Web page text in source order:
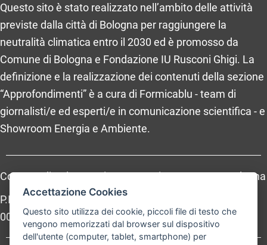
Questo sito è stato realizzato nell’ambito delle attività
previste dalla città di Bologna per raggiungere la
neutralità climatica entro il 2030 ed è promosso da
Comune di Bologna e Fondazione IU Rusconi Ghigi. La
definizione e la realizzazione dei contenuti della sezione
“Approfondimenti” è a cura di Formicablu - team di
giornalisti/e ed esperti/e in comunicazione scientifica - e
Showroom Energia e Ambiente.
Comune di Bologna, Piazza Maggiore, 6 - 40124 Bologna
P.Iva: 01232710374 - Cod. IBAN: IT 88 R 02008 02435
000020067156
Accettazione Cookies
Questo sito utilizza dei cookie, piccoli file di testo che
vengono memorizzati dal browser sul dispositivo
dell'utente (computer, tablet, smartphone) per